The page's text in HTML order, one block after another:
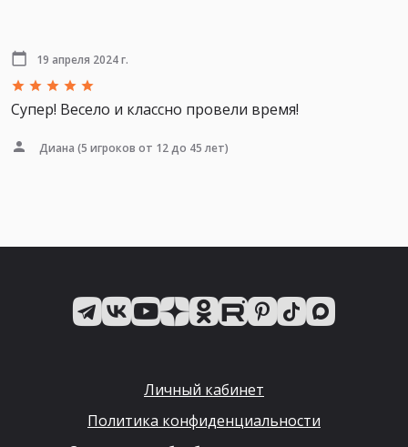
19 апреля 2024 г.
Супер! Весело и классно провели время!
Диана (5 игроков от 12 до 45 лет)
Личный кабинет
Политика конфиденциальности